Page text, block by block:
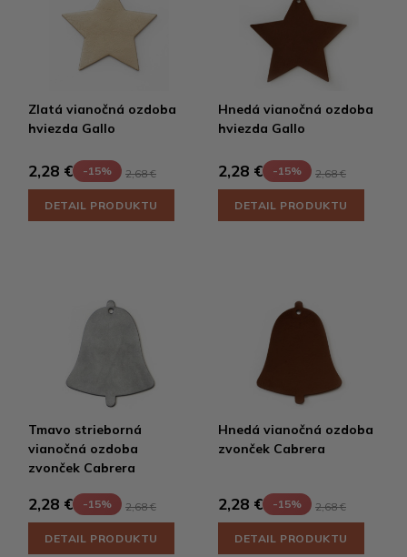
Zlatá vianočná ozdoba
hviezda Gallo
2,28 € -15% 2,68 €
DETAIL PRODUKTU
Hnedá vianočná ozdoba
hviezda Gallo
2,28 € -15% 2,68 €
DETAIL PRODUKTU
Tmavo strieborná
vianočná ozdoba
zvonček Cabrera
2,28 € -15% 2,68 €
DETAIL PRODUKTU
Hnedá vianočná ozdoba
zvonček Cabrera
2,28 € -15% 2,68 €
DETAIL PRODUKTU